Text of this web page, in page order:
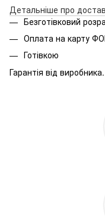
Детальніше про
Безготівковий
Оплата на карту
Готівкою
Гарантія від виробника.